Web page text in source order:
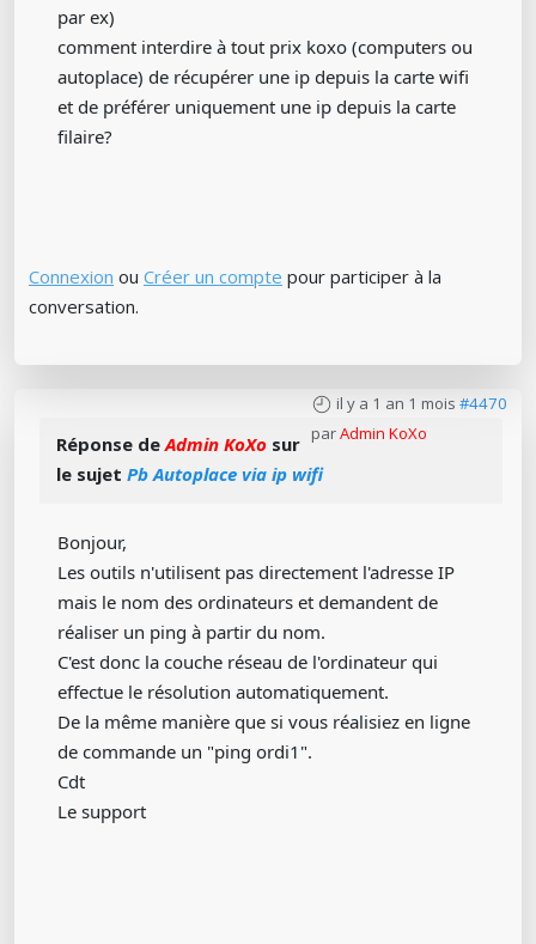
par ex)
comment interdire à tout prix koxo (computers ou
autoplace) de récupérer une ip depuis la carte wifi
et de préférer uniquement une ip depuis la carte
filaire?
Connexion ou Créer un compte pour participer à la
conversation.
il y a 1 an 1 mois #4470
parAdmin KoXo
Réponse deAdmin KoXo sur
le sujet Pb Autoplace via ip wifi
Bonjour,
Les outils n'utilisent pas directement l'adresse IP
mais le nom des ordinateurs et demandent de
réaliser un ping à partir du nom.
C'est donc la couche réseau de l'ordinateur qui
effectue le résolution automatiquement.
De la même manière que si vous réalisiez en ligne
de commande un "ping ordi1".
Cdt
Le support